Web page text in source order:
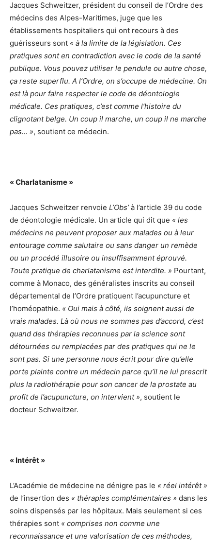
Jacques Schweitzer, président du conseil de l’Ordre des
médecins des Alpes-Maritimes, juge que les
établissements hospitaliers qui ont recours à des
guérisseurs sont « à la limite de la législation. Ces
pratiques sont en contradiction avec le code de la santé
publique. Vous pouvez utiliser le pendule ou autre chose,
ça reste superflu. A l’Ordre, on s’occupe de médecine. On
est là pour faire respecter le code de déontologie
médicale. Ces pratiques, c’est comme l’histoire du
clignotant belge. Un coup il marche, un coup il ne marche
pas… », soutient ce médecin.
« Charlatanisme »
Jacques Schweitzer renvoie L’Obs’à l’article 39 du code
de déontologie médicale. Un article qui dit que « les
médecins ne peuvent proposer aux malades ou à leur
entourage comme salutaire ou sans danger un remède
ou un procédé illusoire ou insuffisamment éprouvé.
Toute pratique de charlatanisme est interdite. » Pourtant,
comme à Monaco, des généralistes inscrits au conseil
départemental de l’Ordre pratiquent l’acupuncture et
l’homéopathie. « Oui mais à côté, ils soignent aussi de
vrais malades. Là où nous ne sommes pas d’accord, c’est
quand des thérapies reconnues par la science sont
détournées ou remplacées par des pratiques qui ne le
sont pas. Si une personne nous écrit pour dire qu’elle
porte plainte contre un médecin parce qu’il ne lui prescrit
plus la radiothérapie pour son cancer de la prostate au
profit de l’acupuncture, on intervient », soutient le
docteur Schweitzer.
« Intérêt »
L’Académie de médecine ne dénigre pas le « réel intérêt »
de l’insertion des « thérapies complémentaires » dans les
soins dispensés par les hôpitaux. Mais seulement si ces
thérapies sont « comprises non comme une
reconnaissance et une valorisation de ces méthodes,